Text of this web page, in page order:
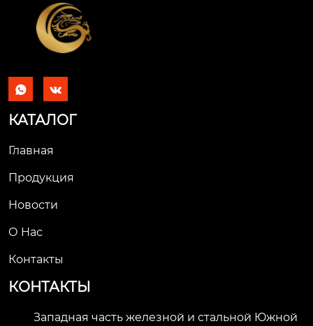
 
КАТАЛОГ
Главная
Продукция
Новости
О Hас
Контакты
КОНТАКТЫ
Западная часть железной и стальной Южной